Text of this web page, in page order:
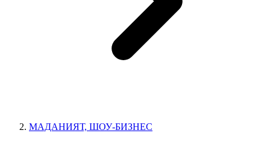
МАДАНИЯТ, ШОУ-БИЗНЕС